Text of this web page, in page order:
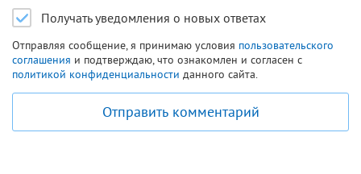
Получать уведомления о новых ответах
Отправляя сообщение, я принимаю условия пользовательского
соглашения и подтверждаю, что ознакомлен и согласен с
политикой конфиденциальности данного сайта.
Отправить комментарий